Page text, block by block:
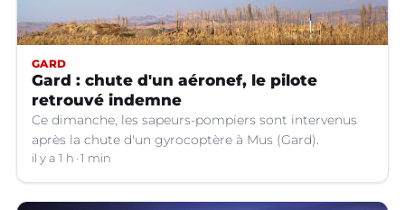
GARD
Gard : chute d'un aéronef, le pilote
retrouvé indemne
Ce dimanche, les sapeurs-pompiers sont intervenus
après la chute d'un gyrocoptère à Mus (Gard).
il y a 1 h 1 min